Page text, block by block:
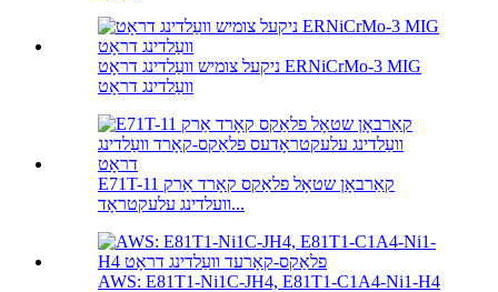
ניקעל צומיש וועַלדינג דראָט ERNiCrMo-3 MIG
וועַלדינג דראָט
E71T-11 קאַרבאָן שטאָל פלאַקס קאָרד אַרק
וועלדינג עלעקטראָד...
AWS: E81T1-Ni1C-JH4, E81T1-C1A4-Ni1-H4